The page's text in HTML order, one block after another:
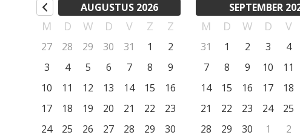
AUGUSTUS 2026
M D W D V Z Z
27 28 29 30 31 1
2
3
4 5 6 7 8
9
10
11 12 13 14 15
16
17
18 19 20 21 22
23
24
25 26 27 28 29
30
SEPTEMBER
M D W D V
31 1 2 3 4
7
8 9 10 11
14
15 16 17 18
21
22 23 24 25
28
29 30 1 2